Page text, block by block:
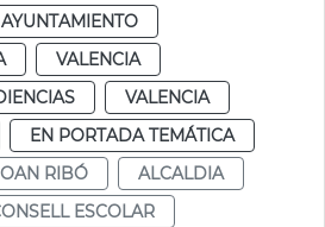
AYUNTAMIENTO
VALENCIA
VALENCIA
EN PORTADA TEMÁTICA
RIBÓ
ALCALDIA
ESCOLAR